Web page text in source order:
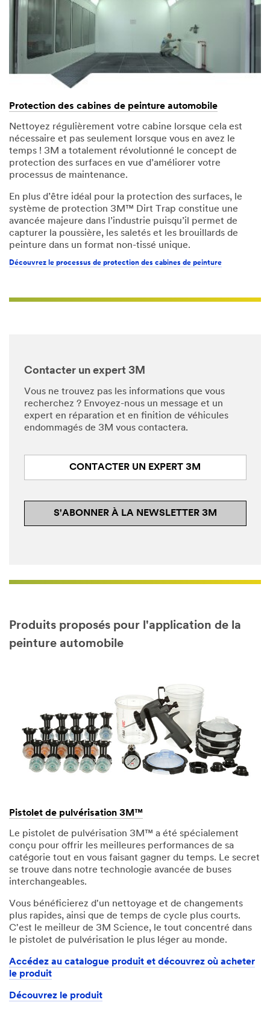
Protection des cabines de peinture automobile
Nettoyez régulièrement votre cabine lorsque cela est
nécessaire et pas seulement lorsque vous en avez le
temps ! 3M a totalement révolutionné le concept de
protection des surfaces en vue d’améliorer votre
processus de maintenance.
En plus d’être idéal pour la protection des surfaces, le
système de protection 3M™ Dirt Trap constitue une
avancée majeure dans l’industrie puisqu’il permet de
capturer la poussière, les saletés et les brouillards de
peinture dans un format non-tissé unique.
Découvrez le processus de protection des cabines de peinture
Contacter un expert 3M
Vous ne trouvez pas les informations que vous
recherchez ? Envoyez-nous un message et un
expert en réparation et en finition de véhicules
endommagés de 3M vous contactera.
CONTACTER UN EXPERT 3M
S'ABONNER À LA NEWSLETTER 3M
Produits proposés pour l'application de la
peinture automobile
Pistolet de pulvérisation 3M™
Le pistolet de pulvérisation 3M™ a été spécialement
conçu pour offrir les meilleures performances de sa
catégorie tout en vous faisant gagner du temps. Le secret
se trouve dans notre technologie avancée de buses
interchangeables.
Vous bénéficierez d'un nettoyage et de changements
plus rapides, ainsi que de temps de cycle plus courts.
C'est le meilleur de 3M Science, le tout concentré dans
le pistolet de pulvérisation le plus léger au monde.
Accédez au catalogue produit et découvrez où acheter
le produit
Découvrez le produit